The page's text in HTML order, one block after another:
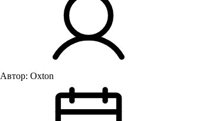
Автор: Oxton